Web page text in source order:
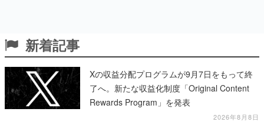
新着記事
Xの収益分配プログラムが9月7日をもって終
了へ。新たな収益化制度「Original Content
Rewards Program」を発表
2026年8月8日